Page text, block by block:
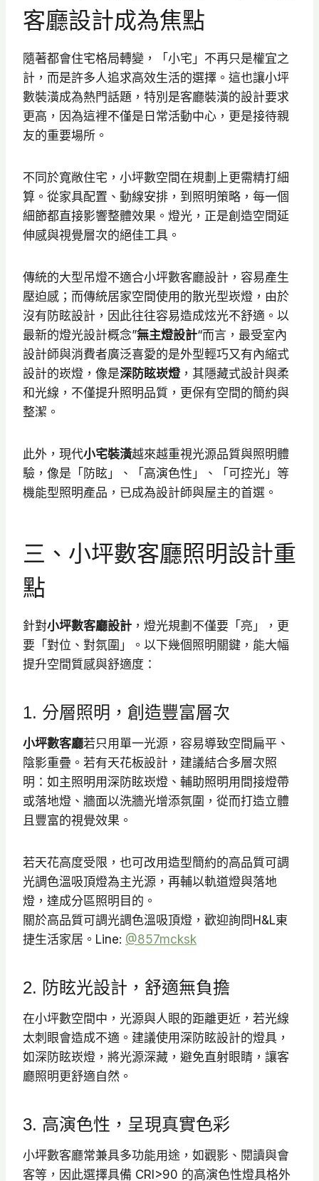
客廳設計成為焦點
隨著都會住宅格局轉變，「小宅」不再只是權宜之
計，而是許多人追求高效生活的選擇。這也讓小坪
數裝潢成為熱門話題，特別是客廳裝潢的設計要求
更高，因為這裡不僅是日常活動中心，更是接待親
友的重要場所。
不同於寬敞住宅，小坪數空間在規劃上更需精打細
算。從家具配置、動線安排，到照明策略，每一個
細節都直接影響整體效果。燈光，正是創造空間延
伸感與視覺層次的絕佳工具。
傳統的大型吊燈不適合小坪數客廳設計，容易產生
壓迫感；而傳統居家空間使用的散光型崁燈，由於
沒有防眩設計，因此往往容易造成炫光不舒適。以
最新的燈光設計概念”無主燈設計“而言，最受室內
設計師與消費者廣泛喜愛的是外型輕巧又有內縮式
設計的崁燈，像是深防眩崁燈，其隱藏式設計與柔
和光線，不僅提升照明品質，更保有空間的簡約與
整潔。
此外，現代小宅裝潢越來越重視光源品質與照明體
驗，像是「防眩」、「高演色性」、「可控光」等
機能型照明產品，已成為設計師與屋主的首選。
三、小坪數客廳照明設計重
點
針對小坪數客廳設計 ，燈光規劃不僅要「亮」，更
要「對位、對氛圍」。以下幾個照明關鍵，能大幅
提升空間質感與舒適度：
1. 分層照明，創造豐富層次
小坪數客廳若只用單一光源，容易導致空間扁平、
陰影重疊。若有天花板設計，建議結合多層次照
明：如主照明用深防眩崁燈、輔助照明用間接燈帶
或落地燈、牆面以洗牆光增添氛圍，從而打造立體
且豐富的視覺效果。
若天花高度受限，也可改用造型簡約的高品質可調
光調色溫吸頂燈為主光源，再輔以軌道燈與落地
燈，達成分區照明目的。
關於高品質可調光調色溫吸頂燈，歡迎詢問H&L東
捷生活家居。Line: @857mcksk
2. 防眩光設計，舒適無負擔
在小坪數空間中，光源與人眼的距離更近，若光線
太刺眼會造成不適。建議使用深防眩設計的燈具，
如深防眩崁燈，將光源深藏，避免直射眼睛，讓客
廳照明更舒適自然。
3. 高演色性，呈現真實色彩
小坪數客廳常兼具多功能用途，如觀影、閱讀與會
客等，因此選擇具備 CRI>90 的高演色性燈具格外